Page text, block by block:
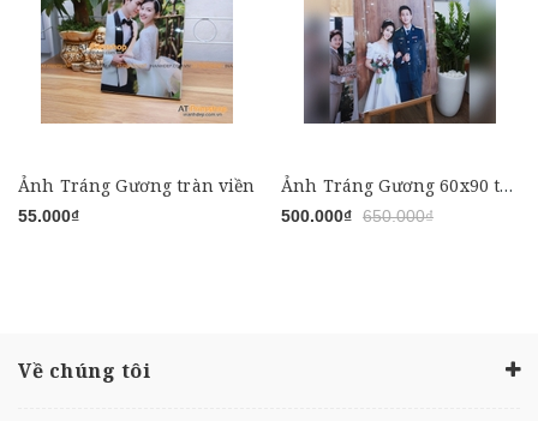
Ảnh Tráng Gương tràn viền
55.000₫
Ảnh Tráng Gương 60x90 treo tường
500.000₫ 650.000₫
Về chúng tôi